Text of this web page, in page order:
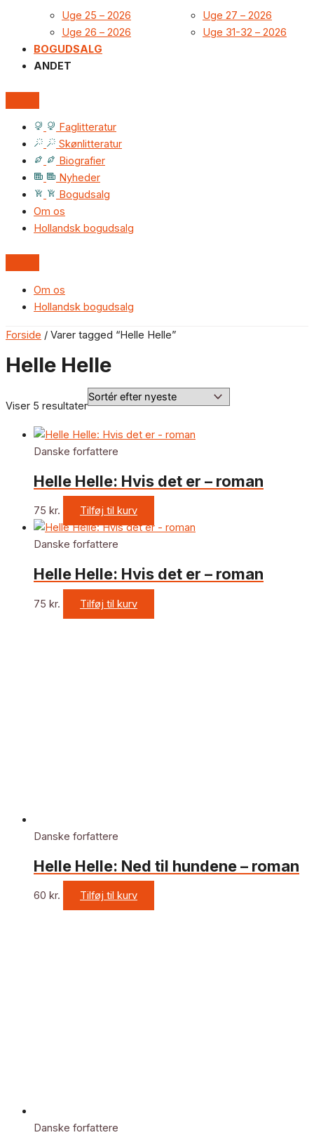
Uge 25 – 2026
Uge 26 – 2026
Uge 27 – 2026
Uge 31-32 – 2026
BOGUDSALG
ANDET
Faglitteratur
Skønlitteratur
Biografier
Nyheder
Bogudsalg
Om os
Hollandsk bogudsalg
Om os
Hollandsk bogudsalg
Forside / Varer tagged “Helle Helle”
Helle Helle
Viser 5 resultater
Danske forfattere
Helle Helle: Hvis det er – roman
75 kr. Tilføj til kurv
Danske forfattere
Helle Helle: Hvis det er – roman
75 kr. Tilføj til kurv
Danske forfattere
Helle Helle: Ned til hundene – roman
60 kr. Tilføj til kurv
Danske forfattere